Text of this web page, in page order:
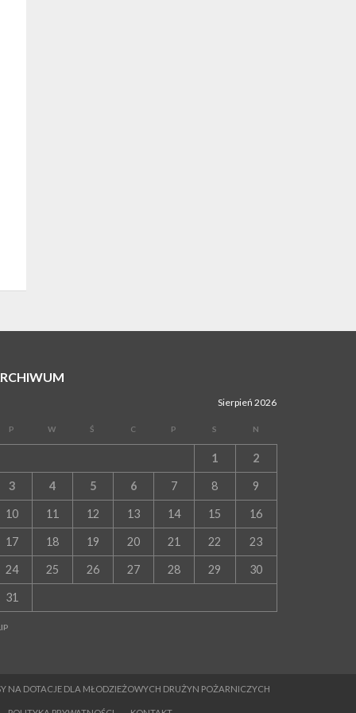
Sierpień 2026
P W Ś C P S N
1 2
3 4 5 6 7 8 9
10 11 12 13 14 15 16
17 18 19 20 21 22 23
24 25 26 27 28 29 30
31
NA DOTACJE DLA MŁODZIEŻOWYCH DRUŻYN POŻARNICZYCH